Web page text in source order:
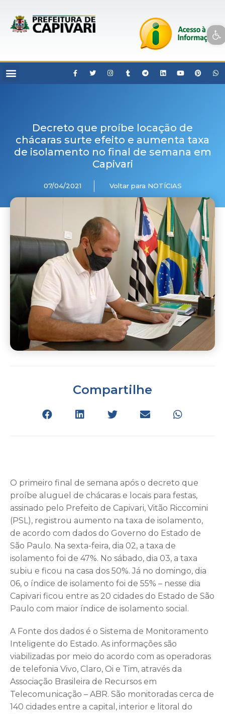
Open toolbar
Decreto que proíbe locação de
chácaras surte efeito e aumenta taxa
de isolamento no final de semana em
Capivari
07/04/2021 Voltar para NOTÍCIAS
Compartilhe
O primeiro final de semana após o decreto que
proíbe aluguel de chácaras e locais para festas,
assinado pelo Prefeito de Capivari, Vitão Riccomini
(PSL), registrou aumento na taxa de isolamento,
de acordo com dados do Governo do Estado de
São Paulo. Na sexta-feira, dia 02, a taxa de
isolamento foi de 47%. No sábado, dia 03, a taxa
subiu e ficou na casa dos 50%. Já no domingo, dia
06, o índice de isolamento foi de 55% – nesse dia
Capivari ficou entre as 20 cidades do Estado de São
Paulo com maior índice de isolamento social.
A Fonte dos dados é o Sistema de Monitoramento
Inteligente do Estado. As informações são
viabilizadas por meio do acordo com as operadoras
de telefonia Vivo, Claro, Oi e Tim, através da
Associação Brasileira de Recursos em
Telecomunicação – ABR. São monitoradas cerca de
140 cidades entre a capital, interior e litoral do